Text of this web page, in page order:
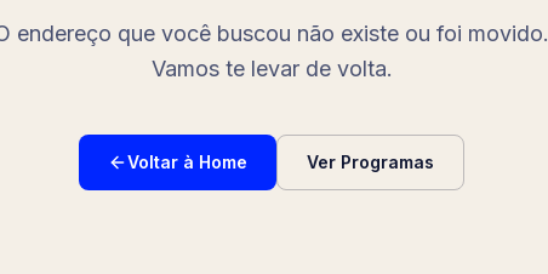
endereço que você buscou não existe ou foi movido.
Vamos te levar de volta.
Voltar à Home Ver Programas